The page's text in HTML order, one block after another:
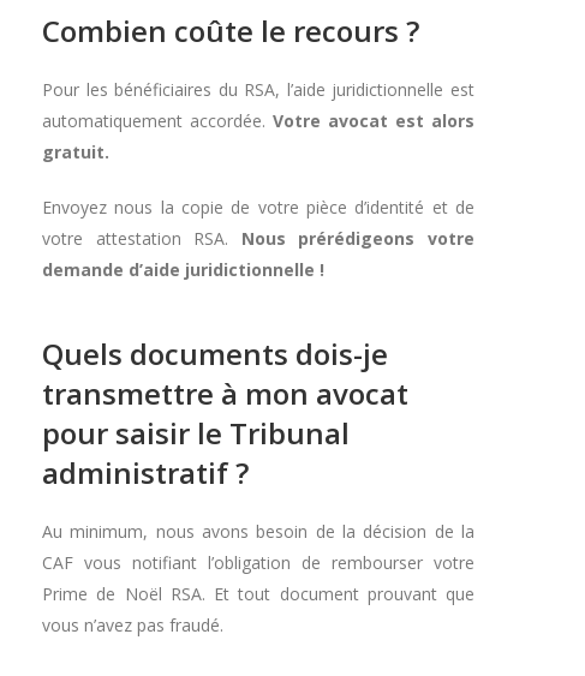
Combien coûte le recours ?
Pour les bénéficiaires du RSA, l’aide juridictionnelle est
automatiquement accordée. Votre avocat est alors
gratuit.
Envoyez nous la copie de votre pièce d’identité et de
votre attestation RSA. Nous prérédigeons votre
demande d’aide juridictionnelle !
Quels documents dois-je
transmettre à mon avocat
pour saisir le Tribunal
administratif ?
Au minimum, nous avons besoin de la décision de la
CAF vous notifiant l’obligation de rembourser votre
Prime de Noël RSA. Et tout document prouvant que
vous n’avez pas fraudé.